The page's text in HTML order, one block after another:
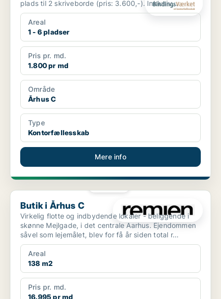
plads til 2 skriveborde (pris: 3.600,-). Inklusiv
charmeren...
Areal
1 - 6 pladser
Pris pr. md.
1.800 pr md
Område
Århus C
Type
Kontorfællesskab
Mere info
Butik i Århus C
Butik i Århus C
Virkelig flotte og indbydende lokaler - beliggende i
skønne Mejlgade, i det centrale Aarhus. Ejendommen
såvel som lejemålet, blev for få år siden total r...
Areal
138 m2
Pris pr. md.
16.995 pr md